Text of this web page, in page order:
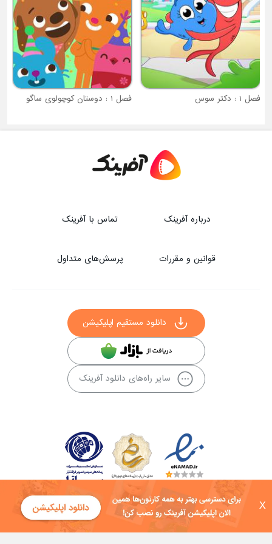
X
فصل 1 : دکتر سوس فصل 1 : دوستان کوچولوی ساگو
درباره آفرینک تماس با آفرینک
قوانین و مقررات پرسش‌های متداول
دانلود مستقیم اپلیکیشن
سایر راه‌های دانلود آفرینک
کلیه حقوق این سایت به شرکت توسعه فناوی هفت آسمان توکان تعلق دارد و